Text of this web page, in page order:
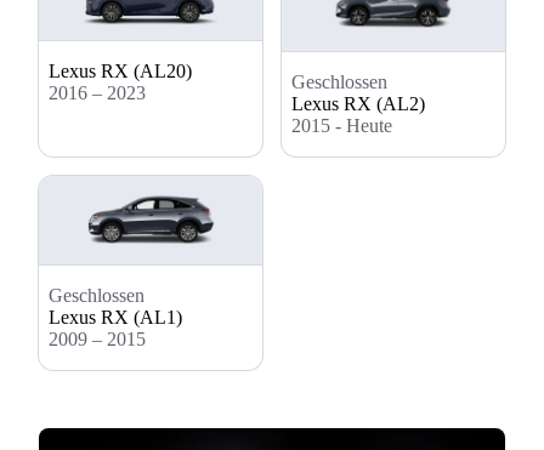
Lexus RX (AL20)
2016 – 2023
Geschlossen
Lexus RX (AL2)
2015 - Heute
Geschlossen
Lexus RX (AL1)
2009 – 2015